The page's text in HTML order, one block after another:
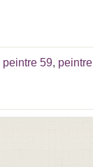
peintre 59, peintre